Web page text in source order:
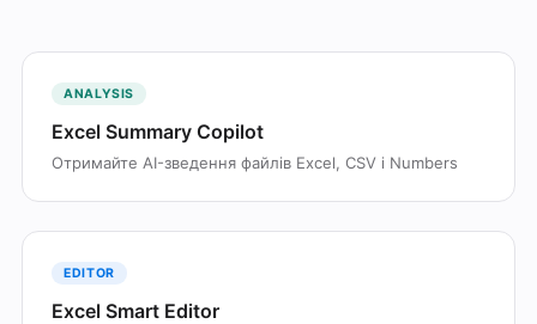
ANALYSIS
Excel Summary Copilot
Отримайте AI-зведення файлів Excel, CSV і Numbers
EDITOR
Excel Smart Editor